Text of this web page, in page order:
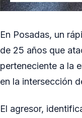
En Posadas, un
de 25 años que
perteneciente a la
en la intersección
El agresor,